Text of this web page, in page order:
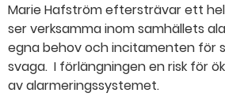
Marie Hafström eftersträvar ett
ser verksamma inom samhällets
egna behov och incitamenten för
svaga. I förlängningen en risk för
av alarmeringssystemet.